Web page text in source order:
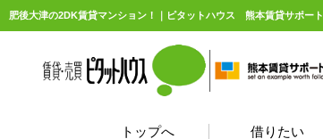
肥後大津の2DK賃貸マンション！｜ピタットハウス 熊本賃貸サポート
トップへ 借りたい